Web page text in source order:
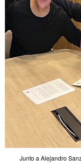
Junto a Alejandro